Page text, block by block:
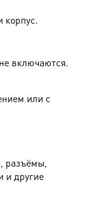
корпус.
включаются.
или с
разъёмы,
и другие